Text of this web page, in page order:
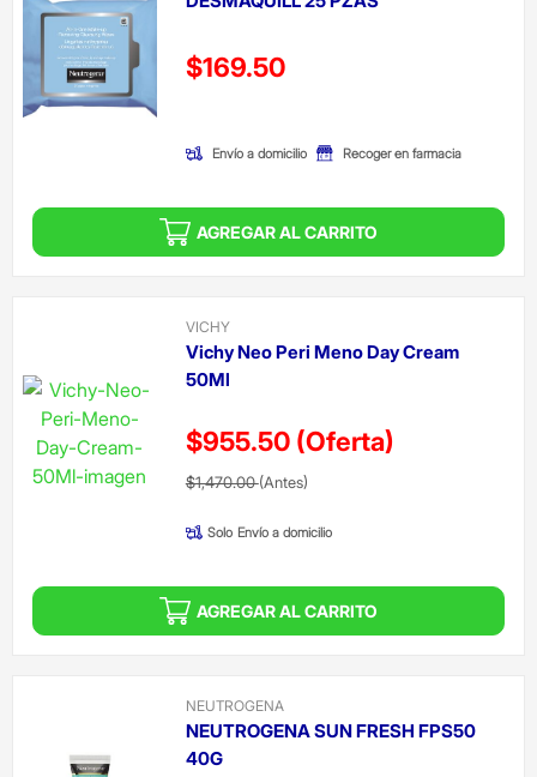
Precio reducido de
$169.50
Envío a domicilio Recoger en farmacia
AGREGAR AL CARRITO
VICHY
Vichy Neo Peri Meno Day Cream
50Ml
$955.50 (Oferta)
Precio reducido de
$1,470.00(Antes)(Oferta)
Solo Envío a domicilio
AGREGAR AL CARRITO
NEUTROGENA
NEUTROGENA SUN FRESH FPS50
40G